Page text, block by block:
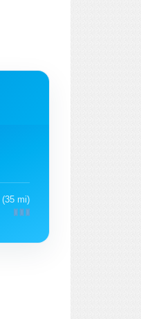
(35 mi)